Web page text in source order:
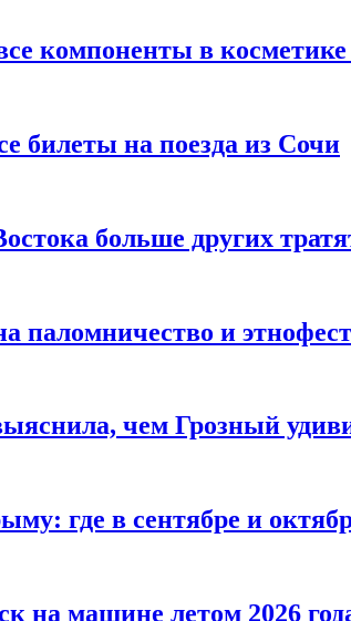
компоненты в
билеты на поезда из Сочи
больше других
паломничество и
чем Грозный
где в сентябре и
на машине летом 2026